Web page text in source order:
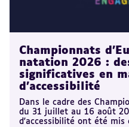
Championnats
natation 2026 :
significatives en
d'accessibilité
Dans le cadre des
du 31 juillet au 16 août
d'accessibilité ont été mis